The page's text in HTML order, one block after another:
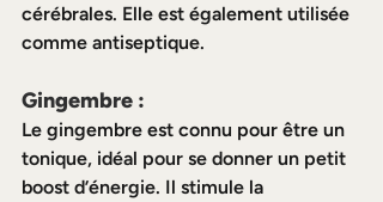
cérébrales. Elle est également utilisée
comme antiseptique.
Gingembre :
Le gingembre est connu pour être un
tonique, idéal pour se donner un petit
boost d’énergie. Il stimule la